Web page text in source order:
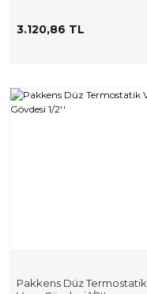
3.120,86 TL
Pakkens Düz Termostatik